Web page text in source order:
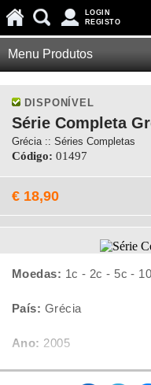
LOGIN
REGISTO
Menu Produtos
DISPONÍVEL
Série Completa
Grécia :: Séries Completas
Código: 01497
€ 18,90
Moedas: 1c - 2c - 5c -
País: Grécia
Ano: 2005